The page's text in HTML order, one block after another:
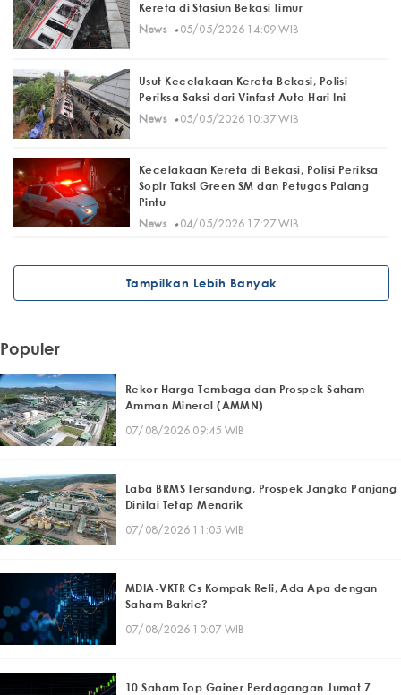
Kereta di Stasiun Bekasi Timur
News· 05/05/2026 14:09 WIB
Usut Kecelakaan Kereta Bekasi, Polisi
Periksa Saksi dari Vinfast Auto Hari Ini
News· 05/05/2026 10:37 WIB
Kecelakaan Kereta di Bekasi, Polisi Periksa
Sopir Taksi Green SM dan Petugas Palang
Pintu
News· 04/05/2026 17:27 WIB
Tampilkan Lebih Banyak
Populer
Rekor Harga Tembaga dan Prospek Saham
Amman Mineral (AMMN)
07/08/2026 09:45 WIB
Laba BRMS Tersandung, Prospek Jangka Panjang
Dinilai Tetap Menarik
07/08/2026 11:05 WIB
MDIA-VKTR Cs Kompak Reli, Ada Apa dengan
Saham Bakrie?
07/08/2026 10:07 WIB
10 Saham Top Gainer Perdagangan Jumat 7